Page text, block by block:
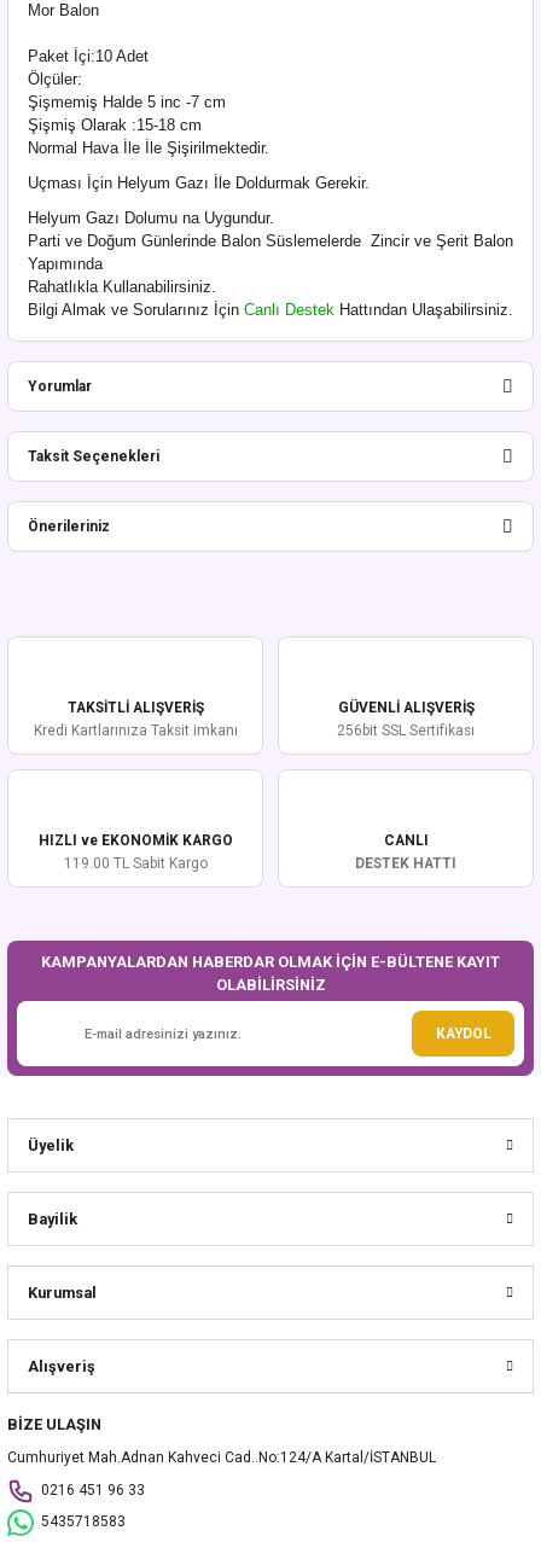
Mor Balon
Paket İçi:10 Adet
Ölçüler:
Şişmemiş Halde 5 inc -7 cm
Şişmiş Olarak :15-18 cm
Normal Hava İle İle Şişirilmektedir.
Uçması İçin Helyum Gazı İle Doldurmak Gerekir.
Helyum Gazı Dolumu na Uygundur.
Parti ve Doğum Günlerinde Balon Süslemelerde Zincir ve Şerit Balon
Yapımında
Rahatlıkla Kullanabilirsiniz.
Bilgi Almak ve Sorularınız İçin Canlı Destek Hattından Ulaşabilirsiniz.
Yorumlar
Bu ürüne ilk yorumu siz yapın!
Taksit Seçenekleri
Önerileriniz
Ürün resmi kalitesiz, bozuk veya görüntülenemiyor.
Ürün fiyatı diğer sitelerden daha pahalı.
Bu ürüne benzer farklı alternatifler olmalı.
TAKSİTLİ ALIŞVERİŞ
Kredi Kartlarınıza Taksit imkanı
GÜVENLİ ALIŞVERİŞ
256bit SSL Sertifikası
HIZLI ve EKONOMİK KARGO
119.00 TL Sabit Kargo
CANLI
DESTEK HATTI
KAMPANYALARDAN HABERDAR OLMAK İÇİN E-BÜLTENE KAYIT
OLABİLİRSİNİZ
KAYDOL
Üyelik
Bayilik
Kurumsal
Alışveriş
BİZE ULAŞIN
Cumhuriyet Mah.Adnan Kahveci Cad..No:124/A Kartal/İSTANBUL
0216 451 96 33
5435718583